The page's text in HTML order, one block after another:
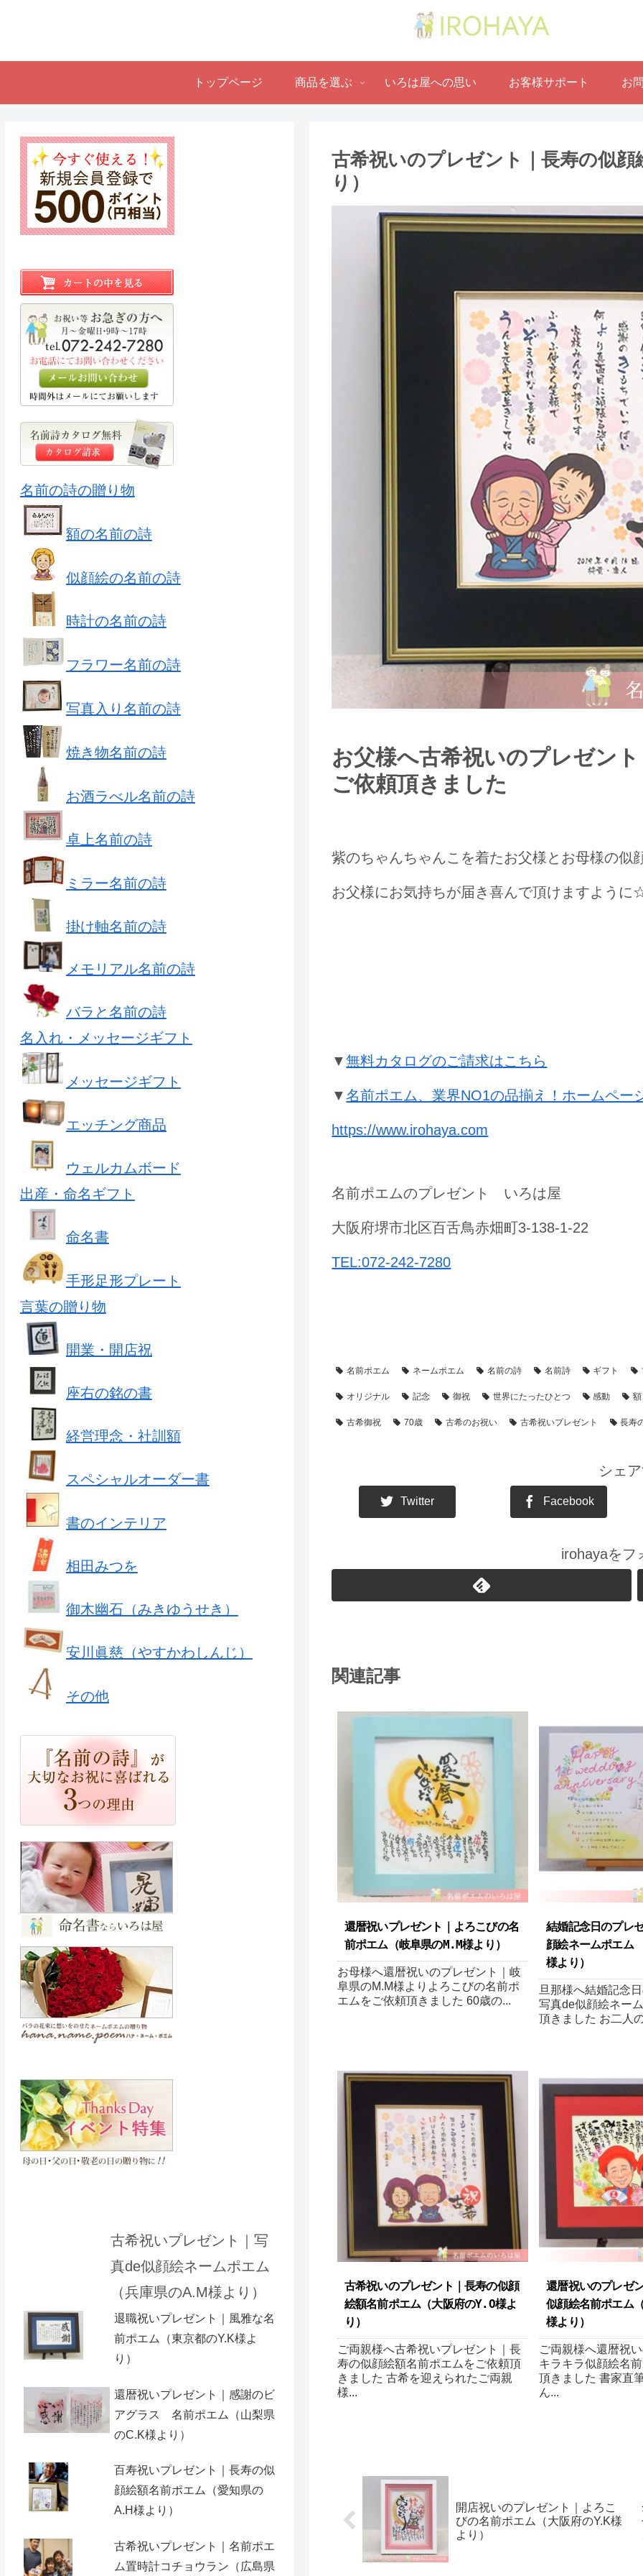
トップページ 商品を選ぶ いろは屋への思い お客様サポート お
古希祝いのプレゼント｜長寿の似顔
り ）
お父様へ古希祝いのプレゼン
ご依頼頂きました
紫のちゃんちゃんこを着たお父様とお母様の似
お父様にお気持ちが届き喜んで頂けますよう
▼無料カタログのご請求はこちら
▼名前ポエム、業界NO1の品揃え！ホームペー
https://www.irohaya.com
名前ポエムのプレゼント いろは屋
大阪府堺市北区百舌鳥赤畑町3-138-1-22
TEL:072-242-7280
名前ポエム ネームポエム 名前の詩 名前詩 ギフト
オリジナル 記念 御祝 世界にたったひとつ 感動 額
古希御祝 70歳 古希のお祝い 古希祝いプレゼント 長寿
シェ
Twitter Facebook
irohayaをフ
関連記事
還暦祝いプレゼント｜よろこびの名
前ポエム（岐阜県のM.M様より ）
お母様へ還暦祝いのプレゼント｜岐
阜県のM.M様よりよろこびの名前ポ
エムをご依頼頂きました 60歳の...
結婚記念日のプレ
顔絵ネームポエム
様より ）
旦那様へ結婚記念
写真de似顔絵ネー
頂きました お二人
古希祝いのプレゼント｜長寿の似顔
絵額名前ポエム（ 大阪府のY.O様よ
り ）
ご両親様へ古希祝いプレゼント｜長
寿の似顔絵額名前ポエムをご依頼頂
きました 古希を迎えられたご両親
様...
還暦祝いのプレゼ
似顔絵名前ポエム
様より ）
ご両親様へ還暦祝
キラキラ似顔絵名
頂きました 書家直
ん...
開店祝いのプレゼント｜よろこ
びの名前ポエム （ 大阪府のY.K様
より ）
名前の詩の贈り物
額の名前の詩
似顔絵の名前の詩
時計の名前の詩
フラワー名前の詩
写真入り名前の詩
焼き物名前の詩
お酒ラべル名前の詩
卓上名前の詩
ミラー名前の詩
掛け軸名前の詩
メモリアル名前の詩
バラと名前の詩
名入れ・メッセージギフト
メッセージギフト
エッチング商品
ウェルカムボード
出産・命名ギフト
命名書
手形足形プレート
言葉の贈り物
開業・開店祝
座右の銘の書
経営理念・社訓額
スペシャルオーダー書
書のインテリア
相田みつを
御木幽石（みきゆうせき）
安川眞慈（やすかわしんじ）
その他
古希祝いプレゼント｜写
真de似顔絵ネームポエム
（兵庫県のA.M様より）
退職祝いプレゼント｜風雅な名
前ポエム（東京都のY.K様よ
り）
還暦祝いプレゼント｜感謝のビ
アグラス 名前ポエム（山梨県
のC.K様より）
百寿祝いプレゼント｜長寿の似
顔絵額名前ポエム（愛知県の
A.H様より ）
古希祝いプレゼント｜名前ポエ
ム置時計コチョウラン（広島県